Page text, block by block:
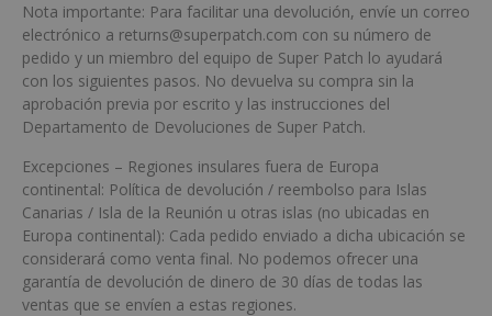
Nota importante: Para facilitar una devolución, envíe un correo
electrónico a returns@superpatch.com con su número de
pedido y un miembro del equipo de Super Patch lo ayudará
con los siguientes pasos. No devuelva su compra sin la
aprobación previa por escrito y las instrucciones del
Departamento de Devoluciones de Super Patch.
Excepciones – Regiones insulares fuera de Europa
continental: Política de devolución / reembolso para Islas
Canarias / Isla de la Reunión u otras islas (no ubicadas en
Europa continental): Cada pedido enviado a dicha ubicación se
considerará como venta final. No podemos ofrecer una
garantía de devolución de dinero de 30 días de todas las
ventas que se envíen a estas regiones.